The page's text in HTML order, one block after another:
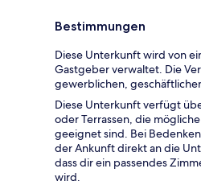
Bestimmungen
Diese Unterkunft wird von
Gastgeber verwaltet. Die
gewerblichen,
Diese Unterkunft verfügt
oder Terrassen, die
geeignet sind. Bei
der Ankunft direkt an die
dass dir ein passendes
wird.